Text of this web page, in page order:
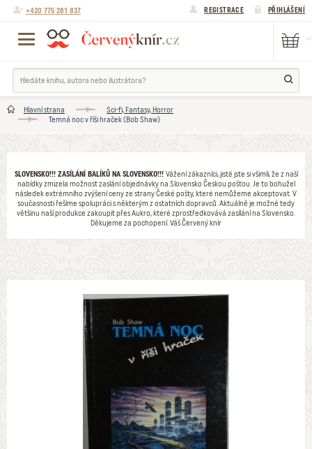
+420 775 281 837 REGISTRACE PŘIHLÁŠENÍ
Hlavní strana
Sci-fi, Fantasy, Horror
Temná noc v říši hraček (Bob Shaw)
SLOVENSKO!!! ZASÍLÁNÍ BALÍKŮ NA SLOVENSKO!!! Vážení zákazníci, jistě jste si všimli, že z naší
nabídky zmizela možnost zaslání objednávky na Slovensko Českou poštou. Je to bohužel
následek extrémního zvýšení ceny ze strany České pošty, které nemůžeme akceptovat. V
současnosti řešíme spolupráci s některým z ostatních dopravců. Aktuálně je možné tedy
většinu naší produkce zakoupit přes Aukro, které zprostředkovává zasílání na Slovensko.
Děkujeme za pochopení. Váš Červený knír